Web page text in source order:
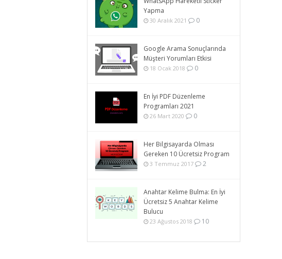
Yapma
30 Aralık 2021 0
Google Arama Sonuçlarında
Müşteri Yorumları Etkisi
18 Ocak 2018 0
En İyi PDF Düzenleme
Programları 2021
26 Mart 2020 0
Her Bilgisayarda Olması
Gereken 10 Ücretsiz Program
3 Temmuz 2017 2
Anahtar Kelime Bulma: En İyi
Ücretsiz 5 Anahtar Kelime
Bulucu
23 Ağustos 2018 10